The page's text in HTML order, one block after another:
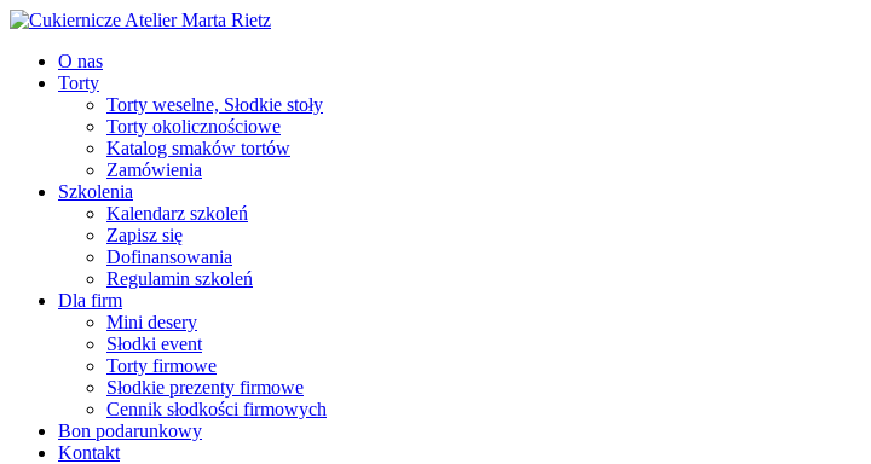
O nas
Torty
Torty weselne, Słodkie stoły
Torty okolicznościowe
Katalog smaków tortów
Zamówienia
Szkolenia
Kalendarz szkoleń
Zapisz się
Dofinansowania
Regulamin szkoleń
Dla firm
Mini desery
Słodki event
Torty firmowe
Słodkie prezenty firmowe
Cennik słodkości firmowych
Bon podarunkowy
Kontakt